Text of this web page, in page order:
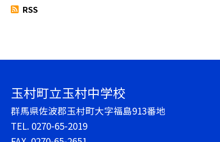
RSS
玉村町立玉村中学校
群馬県佐波郡玉村町大字福島913番地
TEL. 0270-65-2019